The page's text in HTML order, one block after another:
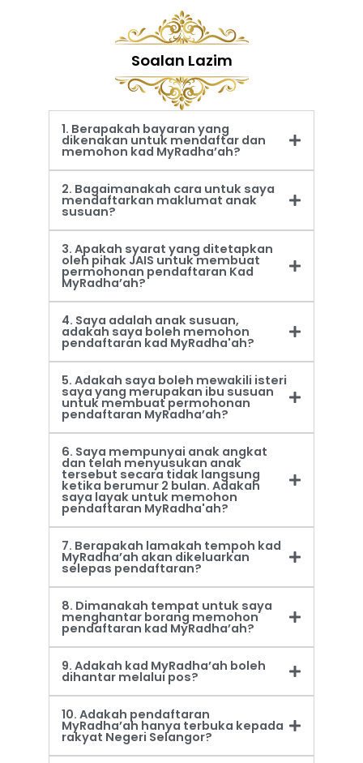
Soalan Lazim
1. Berapakah bayaran yang
dikenakan untuk mendaftar dan
memohon kad MyRadha’ah?
2. Bagaimanakah cara untuk saya
mendaftarkan maklumat anak
susuan?
3. Apakah syarat yang ditetapkan
oleh pihak JAIS untuk membuat
permohonan pendaftaran Kad
MyRadha’ah?
4. Saya adalah anak susuan,
adakah saya boleh memohon
pendaftaran kad MyRadha'ah?
5. Adakah saya boleh mewakili isteri
saya yang merupakan ibu susuan
untuk membuat permohonan
pendaftaran MyRadha’ah?
6. Saya mempunyai anak angkat
dan telah menyusukan anak
tersebut secara tidak langsung
ketika berumur 2 bulan. Adakah
saya layak untuk memohon
pendaftaran MyRadha'ah?
7. Berapakah lamakah tempoh kad
MyRadha’ah akan dikeluarkan
selepas pendaftaran?
8. Dimanakah tempat untuk saya
menghantar borang memohon
pendaftaran kad MyRadha’ah?
9. Adakah kad MyRadha’ah boleh
dihantar melalui pos?
10. Adakah pendaftaran
MyRadha’ah hanya terbuka kepada
rakyat Negeri Selangor?